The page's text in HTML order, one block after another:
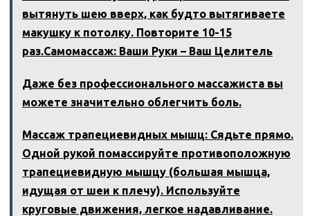
вытянуть шею вверх, как будто вытягиваете
макушку к потолку. Повторите 10-15
раз.Самомассаж: Ваши Руки – Ваш Целитель
Даже без профессионального массажиста вы
можете значительно облегчить боль.
Массаж трапециевидных мышц: Сядьте прямо.
Одной рукой помассируйте противоположную
трапециевидную мышцу (большая мышца,
идущая от шеи к плечу). Используйте
круговые движения, легкое надавливание.